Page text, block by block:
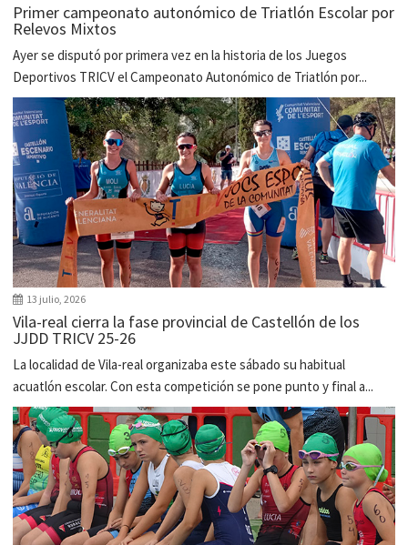
Primer campeonato autonómico de Triatlón Escolar por
Relevos Mixtos
Ayer se disputó por primera vez en la historia de los Juegos
Deportivos TRICV el Campeonato Autonómico de Triatlón por...
13 julio, 2026
Vila-real cierra la fase provincial de Castellón de los
JJDD TRICV 25-26
La localidad de Vila-real organizaba este sábado su habitual
acuatlón escolar. Con esta competición se pone punto y final a...